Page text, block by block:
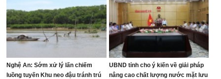
Nghệ An: Sớm xử lý lấn chiếm
luồng tuyến Khu neo đậu tránh trú
UBND tỉnh cho ý kiến về giải pháp
nâng cao chất lượng nước mặt lưu